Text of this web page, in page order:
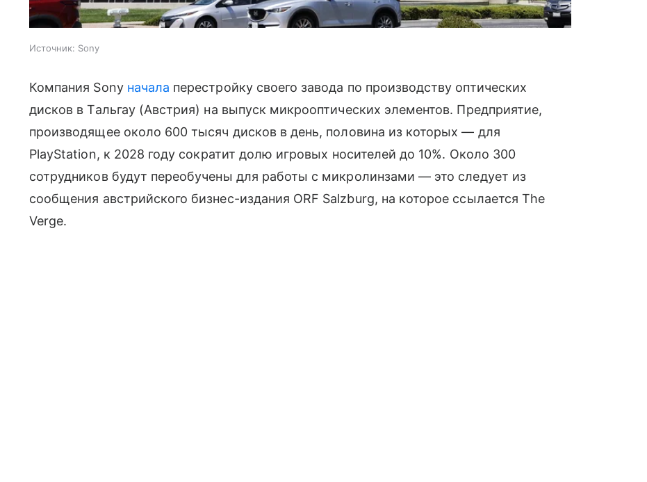
Источник: Sony
Компания Sony начала перестройку своего завода по производству оптических
дисков в Тальгау (Австрия) на выпуск микрооптических элементов. Предприятие,
производящее около 600 тысяч дисков в день, половина из которых — для
PlayStation, к 2028 году сократит долю игровых носителей до 10%. Около 300
сотрудников будут переобучены для работы с микролинзами — это следует из
сообщения австрийского бизнес-издания ORF Salzburg, на которое ссылается The
Verge.